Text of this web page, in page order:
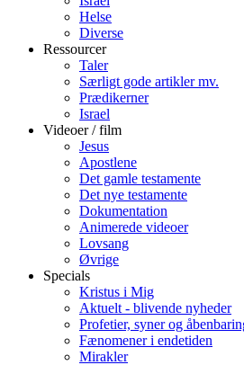
Helse
Diverse
Ressourcer
Taler
Særligt gode artikler mv.
Prædikerner
Israel
Videoer / film
Jesus
Apostlene
Det gamle testamente
Det nye testamente
Dokumentation
Animerede videoer
Lovsang
Øvrige
Specials
Kristus i Mig
Aktuelt - blivende nyheder
Profetier, syner og
Fænomener i endetiden
Mirakler